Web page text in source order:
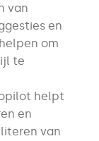
van
en
om
te
helpt
en
van